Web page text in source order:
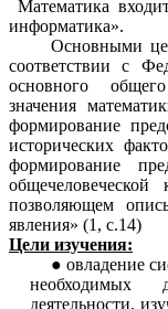
Математика
информатика».
Основными
соответствии с
основного
значения
формирование
исторических
формирование
общечеловеческой
позволяющем
явления» (1, с.14)
Цели изучения:
овладение
необходимых
деятельности,